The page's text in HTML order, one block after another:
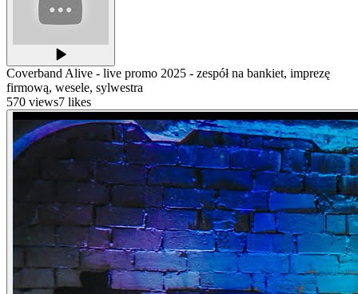
Coverband Alive - live promo 2025 - zespół na bankiet, imprezę
firmową, wesele, sylwestra
570 views7 likes